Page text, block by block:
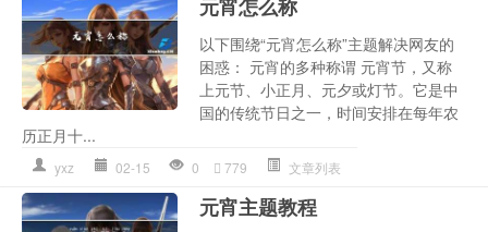
元宵怎么称
以下围绕“元宵怎么称”主题解决网友的
困惑： 元宵的多种称谓 元宵节，又称
上元节、小正月、元夕或灯节。它是中
国的传统节日之一，时间安排在每年农
历正月十...
yxz 02-15 0 779 文章列表
元宵主题教程